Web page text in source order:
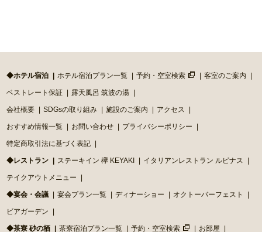
◆ホテル宿泊 ホテル宿泊プラン一覧 予約・空室検索 客室のご案内
ベストレート保証 露天風呂 筑波の湯
会社概要 SDGsの取り組み 施設のご案内 アクセス
おすすめ情報一覧 お問い合わせ プライバシーポリシー
特定商取引法に基づく表記
◆レストラン ステーキイン 欅 KEYAKI イタリアンレストラン ルピナス
テイクアウトメニュー
◆宴会・会議 宴会プラン一覧 ディナーショー オクトーバーフェスト
ビアガーデン
◆茶寮 砂の栖 茶寮宿泊プラン一覧 予約・空室検索 お部屋